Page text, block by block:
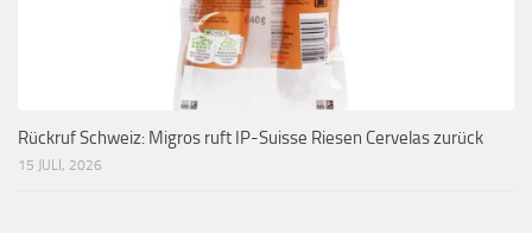
Rückruf Schweiz: Migros ruft IP-Suisse Riesen Cervelas zurück
15 JULI, 2026